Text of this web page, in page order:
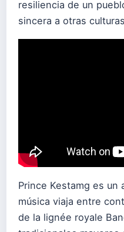
resiliencia de un
sincera a otras
Prince Kestamg es un
música viaja entre
de la lignée royale